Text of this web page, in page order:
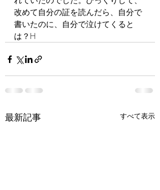
改めて自分の証を読んだら、自分で
書いたのに、自分で泣けてくると
は？H
最新記事 すべて表示